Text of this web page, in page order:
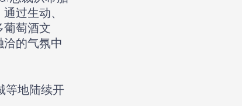
过生动、
葡萄酒文
的气氛中
地陆续开